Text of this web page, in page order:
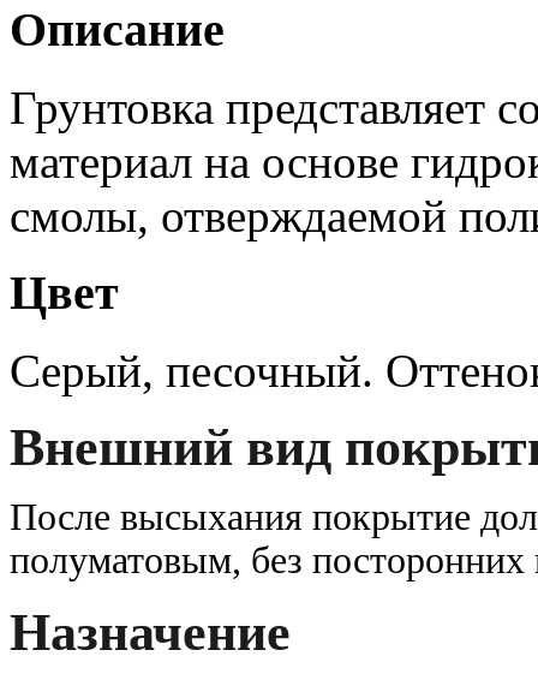
Описание
Грунтовка представляет
материал на основе
смолы, отверждаемой
Цвет
Серый, песочный.
Внешний вид
После высыхания покрытие
полуматовым, без
Назначение